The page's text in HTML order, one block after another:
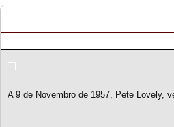
A 9 de Novembro de 1957, Pete Lovely,